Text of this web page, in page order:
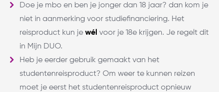
Doe je mbo en ben je jonger dan 18 jaar? dan kom je
niet in aanmerking voor studiefinanciering. Het
reisproduct kun je wél voor je 18e krijgen. Je regelt dit
in Mijn DUO.
Heb je eerder gebruik gemaakt van het
studentenreisproduct? Om weer te kunnen reizen
moet je eerst het studentenreisproduct opnieuw